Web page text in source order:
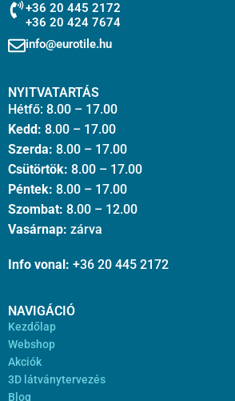
+36 20 445 2172
+36 20 424 7674
info@eurotile.hu
NYITVATARTÁS
Hétfő: 8.00 – 17.00
Kedd: 8.00 – 17.00
Szerda: 8.00 – 17.00
Csütörtök: 8.00 – 17.00
Péntek: 8.00 – 17.00
Szombat: 8.00 – 12.00
Vasárnap: zárva
Info vonal: +36 20 445 2172
NAVIGÁCIÓ
Kezdőlap
Webshop
Akciók
3D látványtervezés
Blog